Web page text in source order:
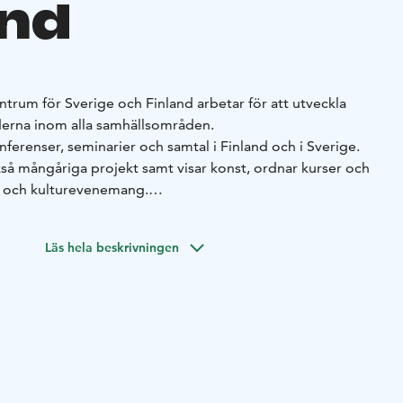
för Sverige och Finland arbetar för att utveckla
inom alla samhällsområden.
seminarier och samtal i Finland och i Sverige.
mångåriga projekt samt visar konst, ordnar kurser och
kulturevenemang.
inspirerande nutidskonst från Sverige och Finland.
Läs hela beskrivningen